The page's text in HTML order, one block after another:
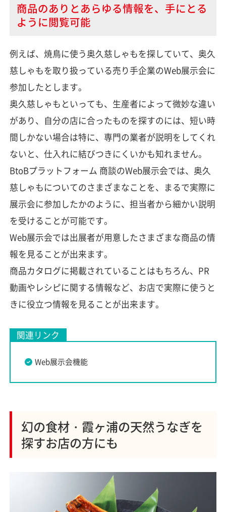
商品のありとあらゆる情報を、手にとる
ように閲覧可能
例えば、焼鳥に使う奥久慈しゃもを探していて、奥久
慈しゃもを取り扱っている売り手企業のWeb展示会に
参加したとします。
奥久慈しゃもといっても、生産者によって微妙な違い
があり、自分の店に合ったものを探すのには、短い時
間しかない場合は特に、専門の業者が説明をしてくれ
ないと、仕入れに結びつきにくいかも知れません。
BtoBプラットフォーム 商談のWeb展示会では、奥久
慈しゃもについてのさまざまなことを、まるで実際に
展示会に参加したかのように、担当者から細かい説明
を受けることが可能です。
Web展示会では出展者が用意したさまざまな商品の情
報を見ることが出来ます。
商品カタログに掲載されていることはもちろん、PR
動画やレシピに関する情報など、お店で実際に使うと
きに役立つ情報を見ることが出来ます。
関連リンク
Web展示会機能
幻の食材・霞ヶ浦の天然うなぎを
探すお店の方にも